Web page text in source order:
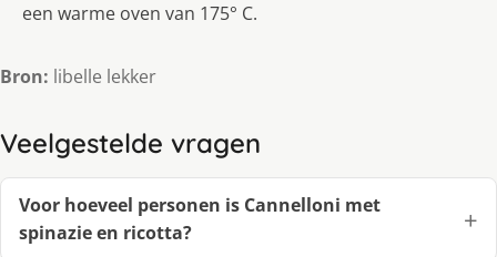
een warme oven van 175° C.
Bron: libelle lekker
Veelgestelde vragen
Voor hoeveel personen is Cannelloni met
spinazie en ricotta?